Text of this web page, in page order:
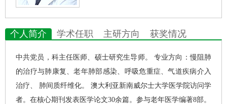
个人简介 学术任职 主研方向 获奖情况
中共党员，科主任医师、硕士研究生导师。 专业方向：慢阻肺
的治疗与肺康复、老年肺部感染、呼吸危重症、气道疾病介入
治疗、 肺间质纤维化。 澳大利亚新南威尔士大学医学院访问学
者。在核心期刊发表医学论文30余篇。参与老年医学编著8部。